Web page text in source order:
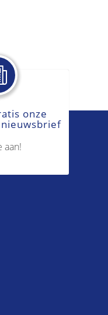
onze
aan!